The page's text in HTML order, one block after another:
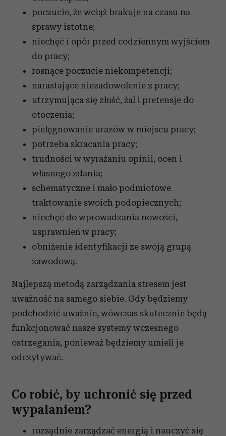
otrzymanymi od Ciebie lub uzyskanymi podczas
korzystania z ich usług.
poczucie, że wciąż brakuje na czasu na
sprawy istotne;
niechęć i opór przed codziennym wyjściem
do pracy;
rosnące poczucie niekompetencji;
narastające niezadowolenie z pracy;
utrzymująca się złość, żal i pretensje do
otoczenia;
pielęgnowanie urazów w miejscu pracy;
potrzeba skracania pracy;
trudności w wyrażaniu opinii, ocen i
własnego zdania;
schematyczne i mało podmiotowe
traktowanie swoich podopiecznych;
niechęć do wprowadzania nowości,
usprawnień w pracy;
obniżenie identyfikacji ze swoją grupą
zawodową.
Najlepszą metodą zarządzania stresem jest
uważność na samego siebie. Gdy będziemy
podchodzić uważnie, wówczas skutecznie będą
funkcjonować nasze systemy wczesnego
ostrzegania, ponieważ będziemy umieli je
odczytywać.
Co robić, by uchronić się przed
wypalaniem?
rozsądnie zarządzać energią i nauczyć się